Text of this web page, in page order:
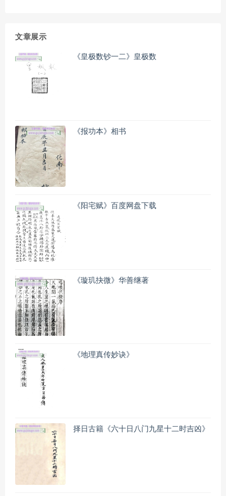
文章展示
《皇极数钞一二》皇极数
《报功本》相书
《阳宅赋》百度网盘下载
《璇玑抉微》华善继著
《地理真传妙诀》
择日古籍《六十日八门九星十二时吉凶》